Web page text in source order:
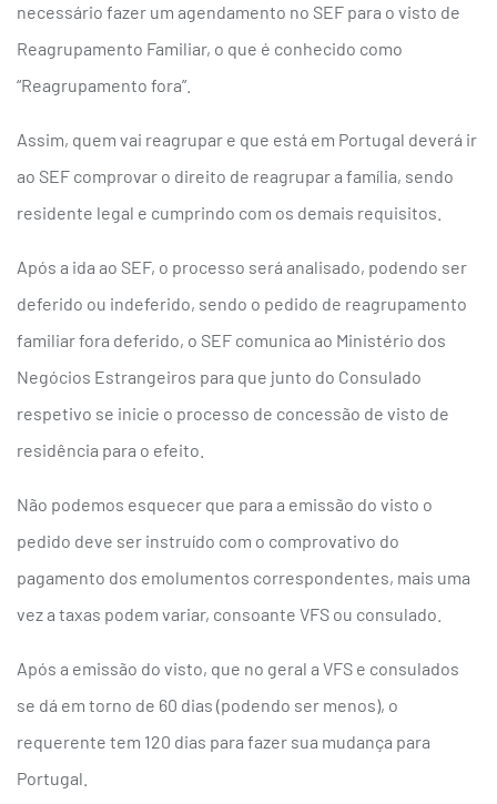
necessário fazer um agendamento no SEF para o visto de
Reagrupamento Familiar, o que é conhecido como
“Reagrupamento fora”.
Assim, quem vai reagrupar e que está em Portugal deverá ir
ao SEF comprovar o direito de reagrupar a família, sendo
residente legal e cumprindo com os demais requisitos.
Após a ida ao SEF, o processo será analisado, podendo ser
deferido ou indeferido, sendo o pedido de reagrupamento
familiar fora deferido, o SEF comunica ao Ministério dos
Negócios Estrangeiros para que junto do Consulado
respetivo se inicie o processo de concessão de visto de
residência para o efeito.
Não podemos esquecer que para a emissão do visto o
pedido deve ser instruído com o comprovativo do
pagamento dos emolumentos correspondentes, mais uma
vez a taxas podem variar, consoante VFS ou consulado.
Após a emissão do visto, que no geral a VFS e consulados
se dá em torno de 60 dias (podendo ser menos), o
requerente tem 120 dias para fazer sua mudança para
Portugal.